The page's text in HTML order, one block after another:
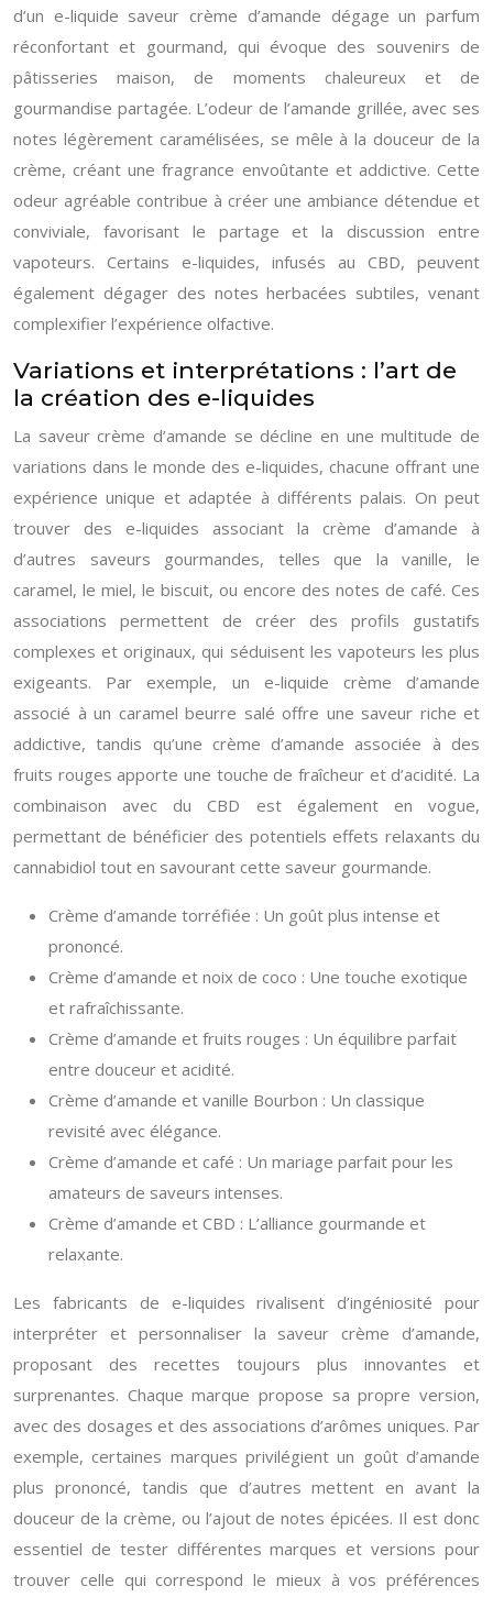
d’un e-liquide saveur crème d’amande dégage un parfum
réconfortant et gourmand, qui évoque des souvenirs de
pâtisseries maison, de moments chaleureux et de
gourmandise partagée. L’odeur de l’amande grillée, avec ses
notes légèrement caramélisées, se mêle à la douceur de la
crème, créant une fragrance envoûtante et addictive. Cette
odeur agréable contribue à créer une ambiance détendue et
conviviale, favorisant le partage et la discussion entre
vapoteurs. Certains e-liquides, infusés au CBD, peuvent
également dégager des notes herbacées subtiles, venant
complexifier l’expérience olfactive.
Variations et interprétations : l’art de
la création des e-liquides
La saveur crème d’amande se décline en une multitude de
variations dans le monde des e-liquides, chacune offrant une
expérience unique et adaptée à différents palais. On peut
trouver des e-liquides associant la crème d’amande à
d’autres saveurs gourmandes, telles que la vanille, le
caramel, le miel, le biscuit, ou encore des notes de café. Ces
associations permettent de créer des profils gustatifs
complexes et originaux, qui séduisent les vapoteurs les plus
exigeants. Par exemple, un e-liquide crème d’amande
associé à un caramel beurre salé offre une saveur riche et
addictive, tandis qu’une crème d’amande associée à des
fruits rouges apporte une touche de fraîcheur et d’acidité. La
combinaison avec du CBD est également en vogue,
permettant de bénéficier des potentiels effets relaxants du
cannabidiol tout en savourant cette saveur gourmande.
Crème d’amande torréfiée : Un goût plus intense et
prononcé.
Crème d’amande et noix de coco : Une touche exotique
et rafraîchissante.
Crème d’amande et fruits rouges : Un équilibre parfait
entre douceur et acidité.
Crème d’amande et vanille Bourbon : Un classique
revisité avec élégance.
Crème d’amande et café : Un mariage parfait pour les
amateurs de saveurs intenses.
Crème d’amande et CBD : L’alliance gourmande et
relaxante.
Les fabricants de e-liquides rivalisent d’ingéniosité pour
interpréter et personnaliser la saveur crème d’amande,
proposant des recettes toujours plus innovantes et
surprenantes. Chaque marque propose sa propre version,
avec des dosages et des associations d’arômes uniques. Par
exemple, certaines marques privilégient un goût d’amande
plus prononcé, tandis que d’autres mettent en avant la
douceur de la crème, ou l’ajout de notes épicées. Il est donc
essentiel de tester différentes marques et versions pour
trouver celle qui correspond le mieux à vos préférences